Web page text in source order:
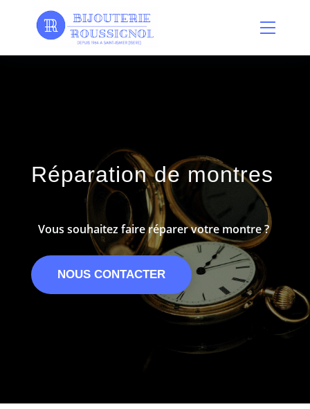
Réparation de montres
Vous souhaitez faire réparer votre montre ?
NOUS CONTACTER
Panneau de gestion des cookies